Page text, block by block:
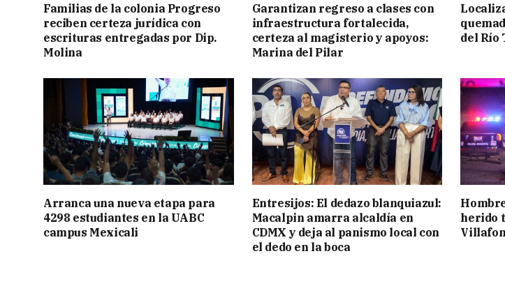
Familias de la colonia Progreso
reciben certeza jurídica con
escrituras entregadas por Dip.
Molina
Garantizan regreso a clases con
infraestructura fortalecida,
certeza al magisterio y apoyos:
Marina del Pilar
del Río
Arranca una nueva etapa para
4298 estudiantes en la UABC
campus Mexicali
Entresijos: El dedazo blanquiazul:
Macalpin amarra alcaldía en
CDMX y deja al panismo local con
el dedo en la boca
herido